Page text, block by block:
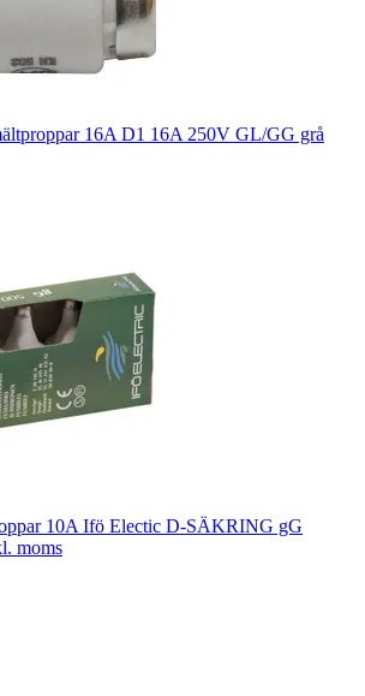
16A D1 16A 250V GL/GG grå
10A Ifö Electic D-SÄKRING gG
moms